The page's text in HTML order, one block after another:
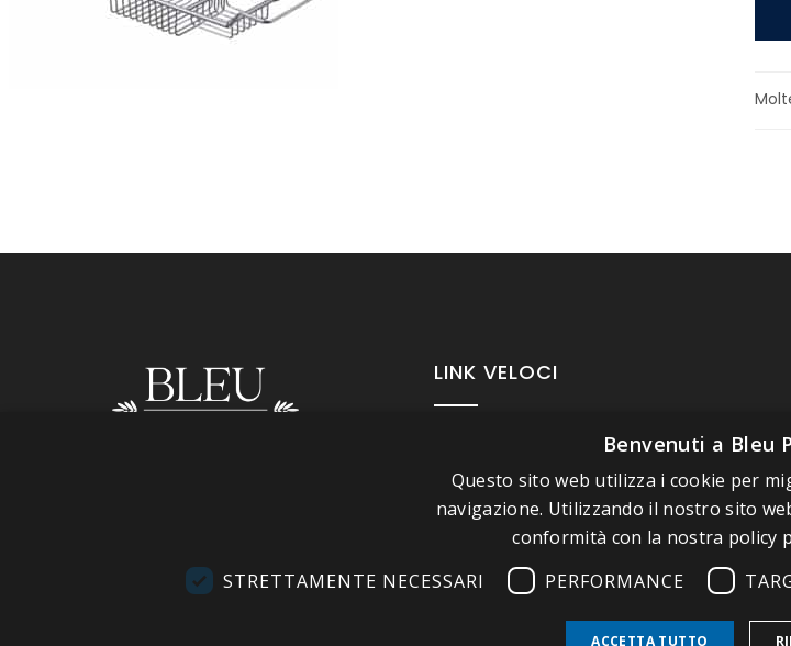
LINK VELOCI
A proposito di Bleu Provence
Informazioni legali
Condizioni di vendita
Contatti
Visitate il nostro Showroom
Benvenuti a Bleu
Questo sito web utilizza i cookie per
navigazione. Utilizzando il nostro sito
conformità con la nostra policy
STRETTAMENTE NECESSARI PERFORMANCE
ACCETTA TUTTO